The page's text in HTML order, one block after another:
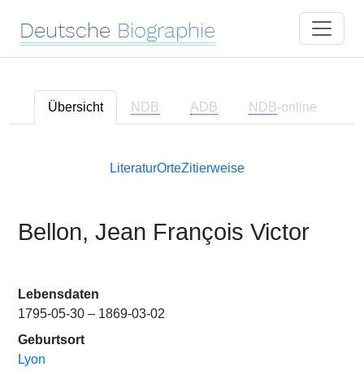
Deutsche Biographie
Übersicht NDB ADB NDB-online
LiteraturOrteZitierweise
Bellon, Jean François Victor
Lebensdaten
1795-05-30 – 1869-03-02
Geburtsort
Lyon